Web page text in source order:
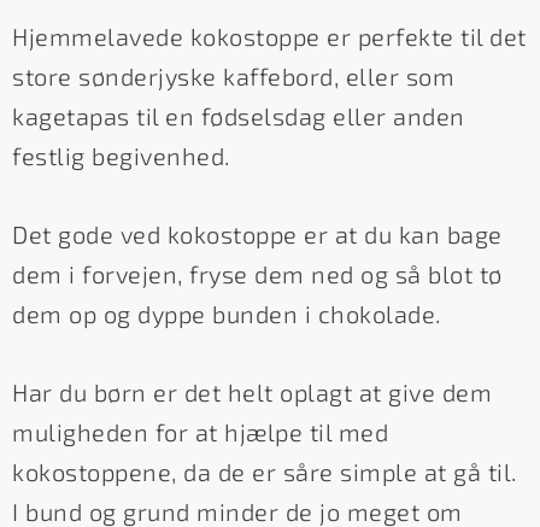
Hjemmelavede kokostoppe er perfekte til det
store sønderjyske kaffebord, eller som
kagetapas til en fødselsdag eller anden
festlig begivenhed.
Det gode ved kokostoppe er at du kan bage
dem i forvejen, fryse dem ned og så blot tø
dem op og dyppe bunden i chokolade.
Har du børn er det helt oplagt at give dem
muligheden for at hjælpe til med
kokostoppene, da de er såre simple at gå til.
I bund og grund minder de jo meget om